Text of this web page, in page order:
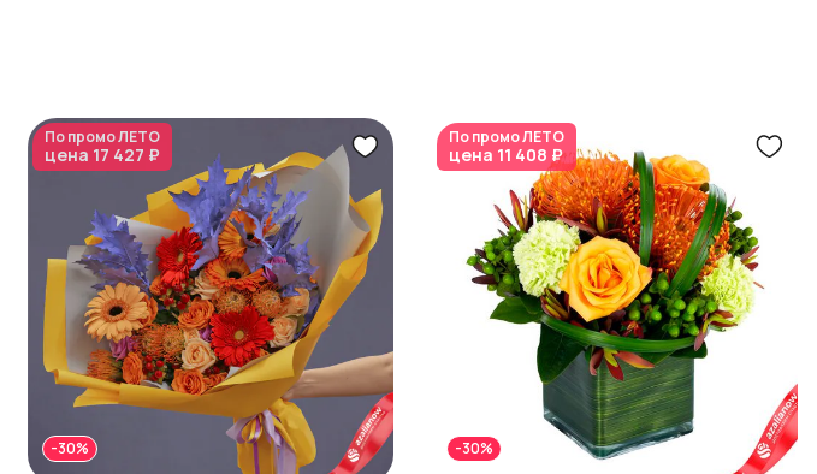
По промоЛЕТО
цена 17 427 ₽
-30%
По промоЛЕТО
цена 11 408 ₽
-30%